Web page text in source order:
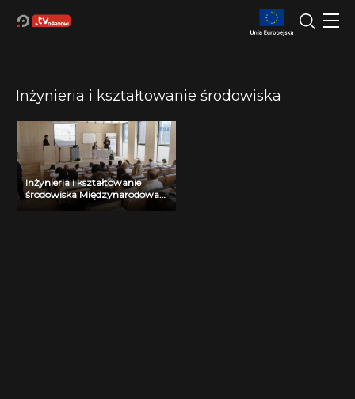
Inżynieria i kształtowanie środowiska
Inżynieria i kształtowanie
środowiska Międzynarodowa
Konferencja Naukowo-